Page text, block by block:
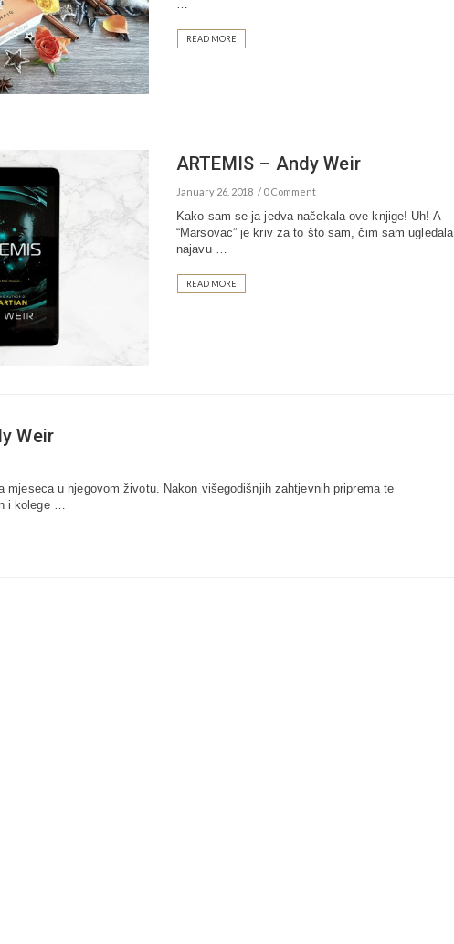
READ MORE
ARTEMIS – Andy Weir
January 26, 2018 0 Comment
Kako sam se ja jedva načekala ove knjige! Uh! A
“Marsovac” je kriv za to što sam, čim sam ugledala
najavu …
READ MORE
Weir
mjeseca u njegovom životu. Nakon višegodišnjih zahtjevnih priprema te
i kolege …